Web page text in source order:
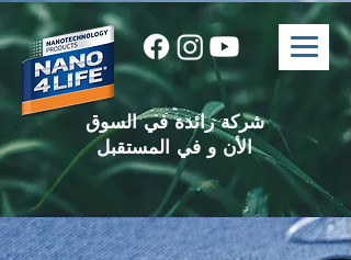
شركة رائدة في السوق
الأن و في المستقبل